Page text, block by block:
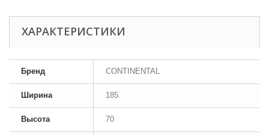
ХАРАКТЕРИСТИКИ
Бренд CONTINENTAL
Ширина 185
Высота 70